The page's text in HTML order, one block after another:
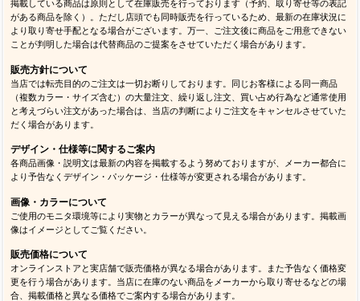
掲載している商品は原則として在庫販売を行っております（予約、取り寄せ等の表記
がある商品を除く）。ただし店頭でも同時販売を行っているため、最新の在庫状況に
より取り寄せ手配となる場合がございます。万一、ご注文後に商品をご用意できない
ことが判明した場合は代替商品のご提案をさせていただく場合があります。
販売方針について
当店では転売目的のご注文は一切お断りしております。同じお客様による同一商品
（複数カラー・サイズ含む）の大量注文、繰り返し注文、買い占め行為など通常使用
と考えづらい注文があった場合は、当店の判断によりご注文をキャンセルさせていた
だく場合があります。
デザイン・仕様等に関するご案内
各商品画像・説明文は最新の内容を掲載するよう努めておりますが、メーカー都合に
より予告なくデザイン・パッケージ・仕様等が変更される場合があります。
画像・カラーについて
ご使用のモニタ環境等により実物とカラーが異なって見える場合があります。掲載画
像はイメージとしてご覧ください。
販売価格について
オンラインストアと実店舗で販売価格が異なる場合があります。また予告なく価格変
更を行う場合があります。当店に在庫のない商品をメーカーから取り寄せるなどの場
合、掲載価格と異なる価格でご案内する場合があります。